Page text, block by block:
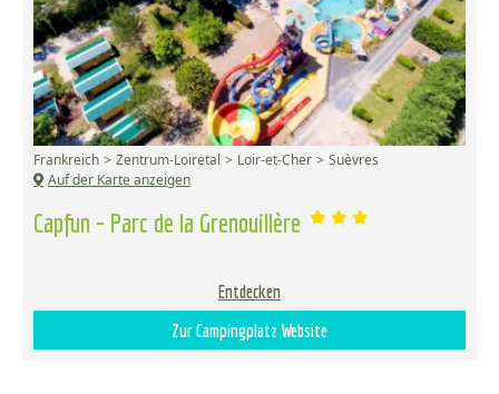
Capfun - Parc de la Grenouillère
Frankreich Zentrum-Loiretal Loir-et-Cher
Suèvres
Auf der Karte anzeigen
Entdecken
Zur Campingplatz Website